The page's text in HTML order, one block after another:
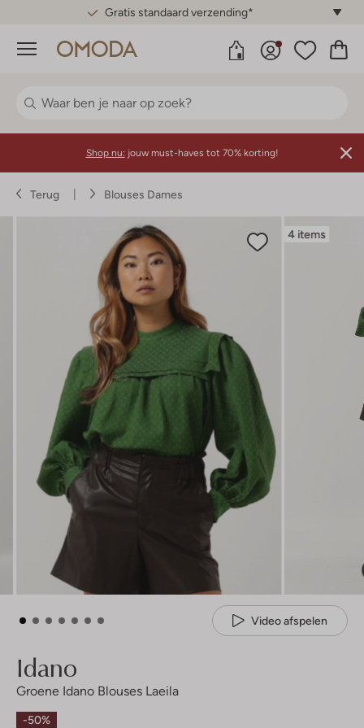
Gratis standaard verzending*
Menu
Shop nu: jouw must-haves tot 70% korting!
Terug Blouses Dames
4 items
Video afspelen
Idano
Groene Idano Blouses Laeila
-50%